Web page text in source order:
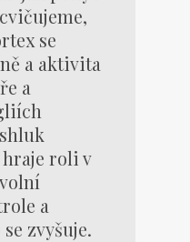
se
a aktivita
a
roli v
a
zvyšuje.